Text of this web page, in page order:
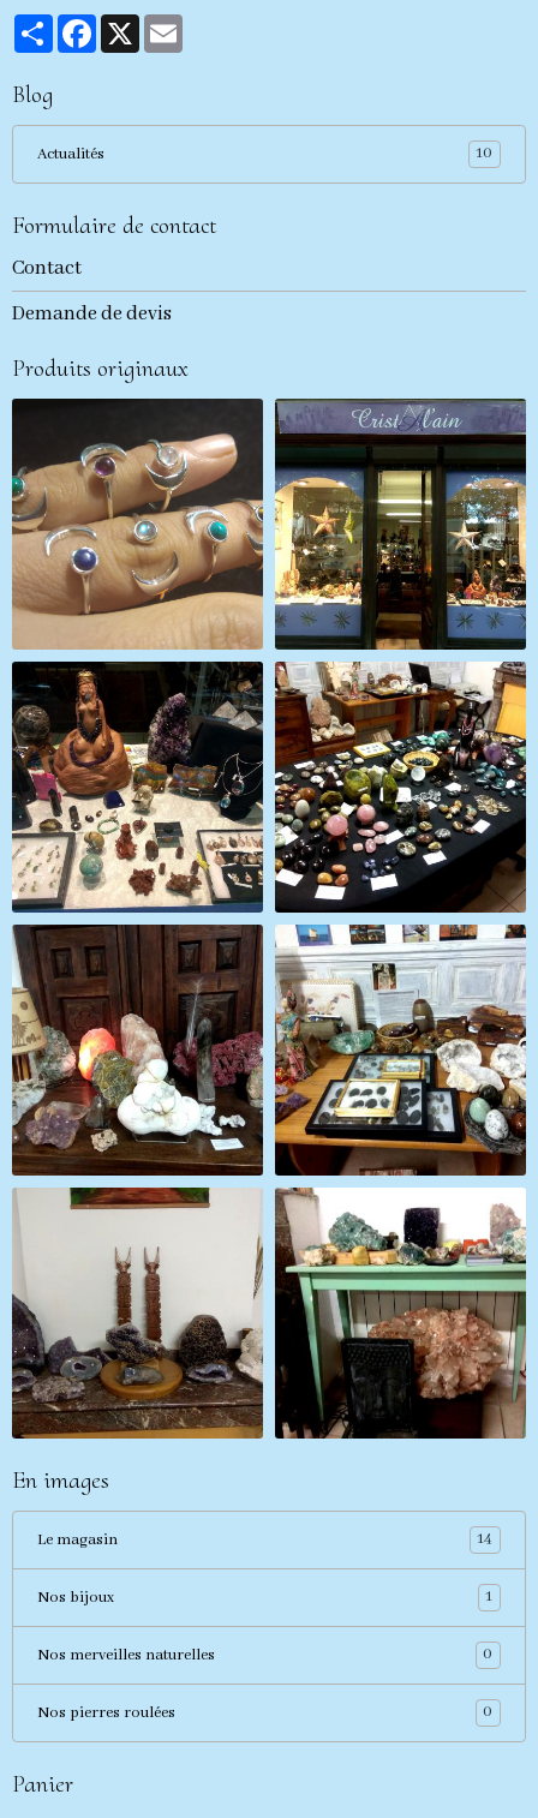
PartagerFacebook
X
Blog
Actualités 10
Formulaire de contact
Contact
Demande de devis
Produits originaux
En images
Le magasin 14
Nos bijoux 1
Nos merveilles naturelles 0
Nos pierres roulées 0
Panier